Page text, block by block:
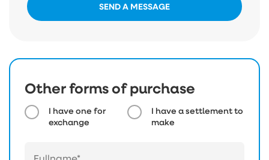
SEND A MESSAGE
Other forms of purchase
I have one for
exchange
I have a settlement to
make